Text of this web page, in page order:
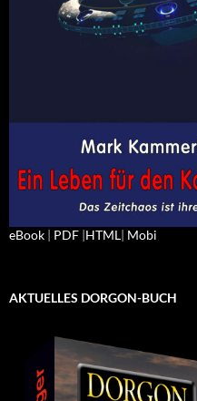
eBook | PDF |HTML| Mobi
AKTUELLES DORGON-BUCH